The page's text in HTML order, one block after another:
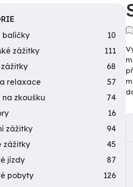
balíčky
10
zážitky
111
68
relaxace
57
na zkoušku
74
16
zážitky
94
zážitky
45
jízdy
87
pobyty
126